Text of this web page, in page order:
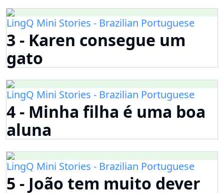
LingQ Mini Stories - Brazilian Portuguese
3 - Karen consegue um
gato
LingQ Mini Stories - Brazilian Portuguese
4 - Minha filha é uma boa
aluna
LingQ Mini Stories - Brazilian Portuguese
5 - João tem muito dever